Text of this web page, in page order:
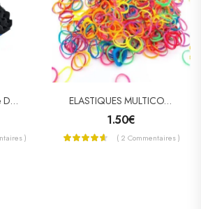
Éponge Twist Miracle Double Face (petit Format)
)
ELASTIQUES MULTICOULEURS
1.50€
( 2 Commentaires )